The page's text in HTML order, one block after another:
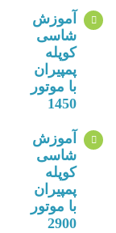
آموزش
شاسی
کوپله
پمپیران
با موتور
1450
آموزش
شاسی
کوپله
پمپیران
با موتور
2900